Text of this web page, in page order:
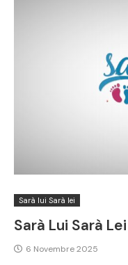
Sarà lui Sarà lei
Sarà Lui Sarà
6 Novembre 2025